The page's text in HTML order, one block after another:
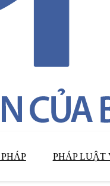
PHÁP LUẬT